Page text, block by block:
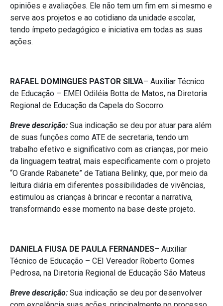
opiniões e avaliações. Ele não tem um fim em si mesmo e
serve aos projetos e ao cotidiano da unidade escolar,
tendo ímpeto pedagógico e iniciativa em todas as suas
ações.
RAFAEL DOMINGUES PASTOR SILVA– Auxiliar Técnico
de Educação – EMEI Odiléia Botta de Matos, na Diretoria
Regional de Educação da Capela do Socorro.
Breve descrição: Sua indicação se deu por atuar para além
de suas funções como ATE de secretaria, tendo um
trabalho efetivo e significativo com as crianças, por meio
da linguagem teatral, mais especificamente com o projeto
“O Grande Rabanete” de Tatiana Belinky, que, por meio da
leitura diária em diferentes possibilidades de vivências,
estimulou as crianças à brincar e recontar a narrativa,
transformando esse momento na base deste projeto.
DANIELA FIUSA DE PAULA FERNANDES– Auxiliar
Técnico de Educação – CEI Vereador Roberto Gomes
Pedrosa, na Diretoria Regional de Educação São Mateus
Breve descrição: Sua indicação se deu por desenvolver